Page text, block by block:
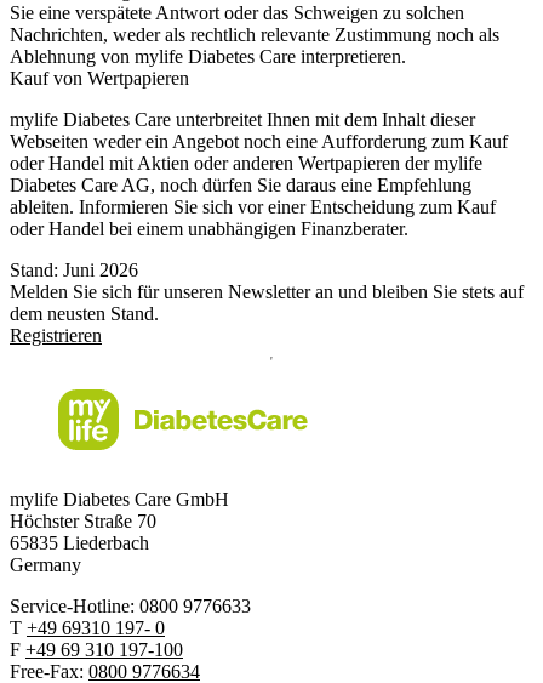
Sie eine verspätete Antwort oder das Schweigen zu solchen
Nachrichten, weder als rechtlich relevante Zustimmung noch als
Ablehnung von mylife Diabetes Care interpretieren.
Kauf von Wertpapieren
mylife Diabetes Care unterbreitet Ihnen mit dem Inhalt dieser
Webseiten weder ein Angebot noch eine Aufforderung zum Kauf
oder Handel mit Aktien oder anderen Wertpapieren der mylife
Diabetes Care AG, noch dürfen Sie daraus eine Empfehlung
ableiten. Informieren Sie sich vor einer Entscheidung zum Kauf
oder Handel bei einem unabhängigen Finanzberater.
Stand: Juni 2026
Melden Sie sich für unseren Newsletter an und bleiben Sie stets auf
dem neusten Stand.
Registrieren
mylife Diabetes Care GmbH
Höchster Straße 70
65835 Liederbach
Germany
Service-Hotline: 0800 9776633
T +49 69310 197- 0
F +49 69 310 197-100
Free-Fax: 0800 9776634